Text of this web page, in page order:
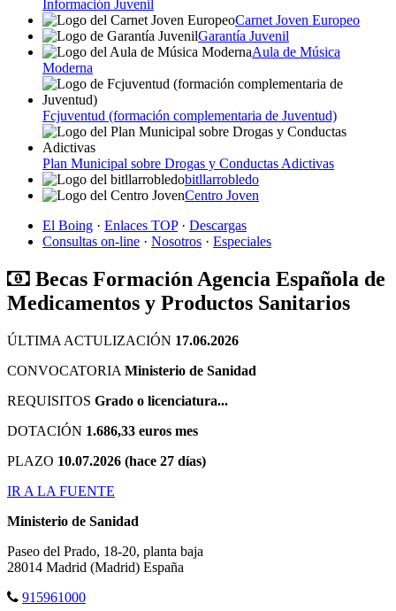
Información Juvenil
Carnet Joven Europeo
Garantía Juvenil
Aula de Música
Moderna
Fcjuventud (formación complementaria de Juventud)
Plan Municipal sobre Drogas y Conductas Adictivas
bitllarrobledo
Centro Joven
El Boing · Enlaces TOP· Descargas
Consultas on-line · Nosotros · Especiales
Becas Formación Agencia Española de
Medicamentos y Productos Sanitarios
ÚLTIMA ACTULIZACIÓN 17.06.2026
CONVOCATORIA Ministerio de Sanidad
REQUISITOS Grado o licenciatura...
DOTACIÓN 1.686,33 euros mes
PLAZO 10.07.2026 (hace 27 días)
IR A LA FUENTE
Ministerio de Sanidad
Paseo del Prado, 18-20, planta baja
28014 Madrid (Madrid) España
915961000